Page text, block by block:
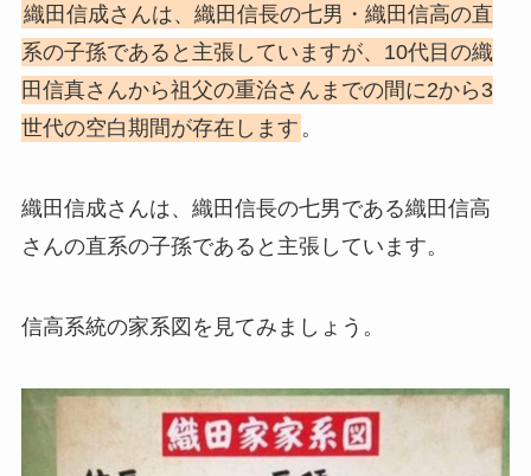
織田信成さんは、織田信長の七男・織田信高の直
系の子孫であると主張していますが、10代目の織
田信真さんから祖父の重治さんまでの間に2から3
世代の空白期間が存在します 。
織田信成さんは、織田信長の七男である織田信高
さんの直系の子孫であると主張しています。
信高系統の家系図を見てみましょう。